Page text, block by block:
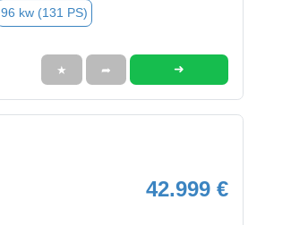
96 kw (131 PS)
★ ➦ ➜
42.999 €